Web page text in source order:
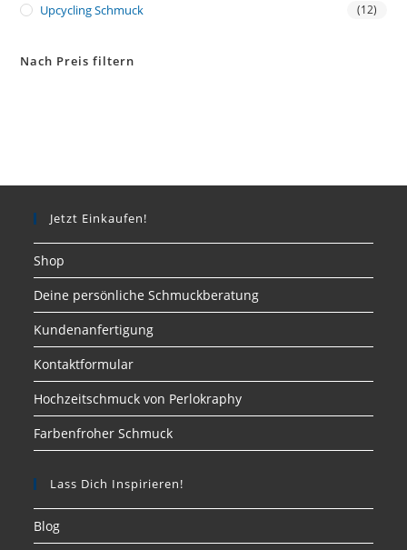
Upcycling Schmuck (12)
Nach Preis filtern
Jetzt Einkaufen!
Shop
Deine persönliche Schmuckberatung
Kundenanfertigung
Kontaktformular
Hochzeitschmuck von Perlokraphy
Farbenfroher Schmuck
Lass Dich Inspirieren!
Blog